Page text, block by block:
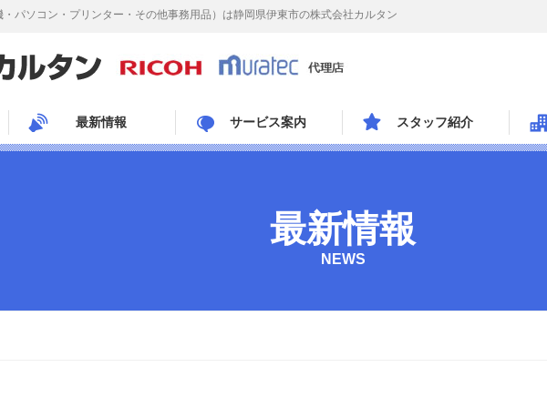
パソコン・プリンター・その他事務用品）は静岡県伊東市の株式会社カルタン
最新情報 サービス案内 スタッフ紹介
最新情報
NEWS